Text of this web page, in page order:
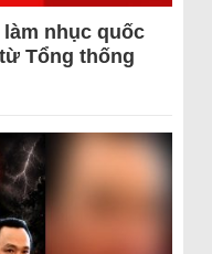
nhục quốc
Tổng thống